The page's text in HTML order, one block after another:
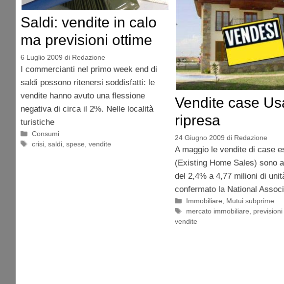
Saldi: vendite in calo
ma previsioni ottime
6 Luglio 2009 di Redazione
I commercianti nel primo week end di
saldi possono ritenersi soddisfatti: le
vendite hanno avuto una flessione
negativa di circa il 2%. Nelle località
turistiche
Categorie
Consumi
Tag
crisi ,saldi ,spese ,vendite
Vendite case
ripresa
24 Giugno 2009 di Redazione
A maggio le vendite di case
(Existing Home Sales) sono
del 2,4% a 4,77 milioni di
confermato la National
Categorie
Immobiliare, Mutui subprime
Tag
mercato immobiliare,
vendite